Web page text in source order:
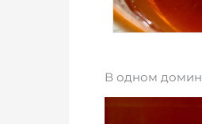
В одном